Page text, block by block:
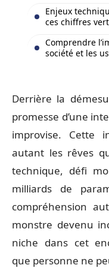
Enjeux
ces chiffres
Comprendre
société et les
Derrière la
promesse d’une
improvise. Cette
autant les rêves
technique, défi
milliards de
compréhension
monstre devenu
niche dans cet
que personne ne